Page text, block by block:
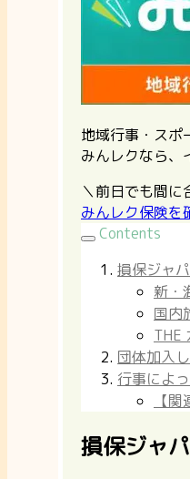
地域行事・スポ
みんレクなら、
＼前日でも間に
みんレク保険を
Contents
損保ジャ
新・
国内
THE
団体加入
行事によ
【
損保ジャ